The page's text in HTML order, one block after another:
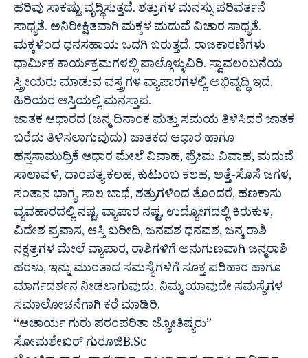
ಹರಿವು ಸಾಕಷ್ಟು ವೃದ್ಧಿಸುತ್ತದೆ. ಶತ್ರುಗಳ ಮನಸ್ಸು ಪರಿವರ್ತನೆ
ಸಾಧ್ಯತೆ. ಅನಿರೀಕ್ಷಿತವಾಗಿ ಮಕ್ಕಳ ಮದುವೆ ವಿಚಾರ ಸಾಧ್ಯತೆ.
ಮಕ್ಕಳಿಂದ ಧನಸಹಾಯ ಒದಗಿ ಬರುತ್ತದೆ. ರಾಜಕಾರಣಿಗಳು
ಧಾರ್ಮಿಕ ಕಾರ್ಯಕ್ರಮಗಳಲ್ಲಿ ಪಾಲ್ಗೊಳ್ಳುವಿರಿ. ಸ್ವಾವಲಂಬನೆಯ
ಸ್ತ್ರೀಯರು ಮಾಡುವ ವಸ್ತ್ರಗಳ ವ್ಯಾಪಾರಗಳಲ್ಲಿ ಅಭಿವೃದ್ಧಿ ಇದೆ.
ಹಿರಿಯರ ಆಸ್ತಿಯಲ್ಲಿ ಮನಸ್ತಾಪ.
ಜಾತಕ ಆಧಾರದ (ಜನ್ಮ ದಿನಾಂಕ ಮತ್ತು ಸಮಯ ತಿಳಿಸಿದರೆ ಜಾತಕ
ಬರೆದು ತಿಳಿಸಲಾಗುವುದು) ಜಾತಕದ ಆಧಾರ ಹಾಗೂ
ಹಸ್ತಸಾಮುದ್ರಿಕೆ ಆಧಾರ ಮೇಲೆ ವಿವಾಹ, ಪ್ರೇಮ ವಿವಾಹ, ಮದುವೆ
ಸಾಲಾವಳಿ, ದಾಂಪತ್ಯ ಕಲಹ, ಕುಟುಂಬ ಕಲಹ, ಅತ್ತೆ-ಸೊಸೆ ಜಗಳ,
ಸಂತಾನ ಭಾಗ್ಯ, ಸಾಲ ಬಾಧೆ, ಶತ್ರುಗಳಿಂದ ತೊಂದರೆ, ಹಣಕಾಸು
ವ್ಯವಹಾರದಲ್ಲಿ ನಷ್ಟ, ವ್ಯಾಪಾರ ನಷ್ಟ, ಉದ್ಯೋಗದಲ್ಲಿ ಕಿರುಕುಳ,
ವಿದೇಶ ಪ್ರವಾಸ, ಆಸ್ತಿ ಖರೀದಿ, ಜನವಶ ಧನವಶ, ಜನ್ಮ ರಾಶಿ
ನಕ್ಷತ್ರಗಳ ಮೇಲೆ ವ್ಯಾಪಾರ, ರಾಶಿಗಳಿಗೆ ಅನುಗುಣವಾಗಿ ಜನ್ಮರಾಶಿ
ಹರಳು, ಇನ್ನು ಮುಂತಾದ ಸಮಸ್ಯೆಗಳಿಗೆ ಸೂಕ್ತ ಪರಿಹಾರ ಹಾಗೂ
ಮಾರ್ಗದರ್ಶನ ನೀಡಲಾಗುವುದು. ನಿಮ್ಮ ಯಾವುದೇ ಸಮಸ್ಯೆಗಳ
ಸಮಾಲೋಚನೆಗಾಗಿ ಕರೆ ಮಾಡಿರಿ.
“ಆಚಾರ್ಯ ಗುರು ಪರಂಪರಿತಾ ಜ್ಯೋತಿಷ್ಯರು”
ಸೋಮಶೇಖರ್ ಗುರೂಜಿB.Sc